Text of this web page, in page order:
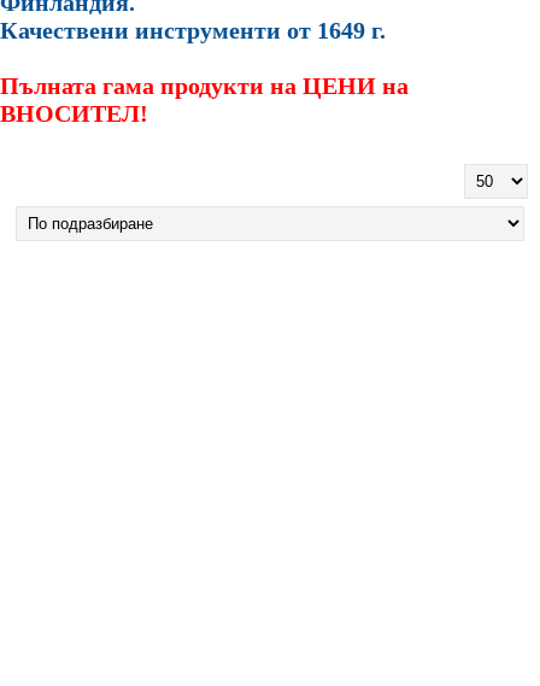
Качествени инструменти от 1649 г.
Пълната гама продукти на ЦЕНИ на
ВНОСИТЕЛ!